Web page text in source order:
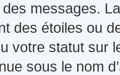
messages.
des étoiles ou
votre statut sur
sous le nom